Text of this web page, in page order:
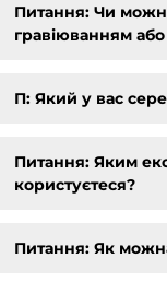
Питання: Чи
гравіюванням
П: Який у вас
Питання: Яким
користуєтеся?
Питання: Як